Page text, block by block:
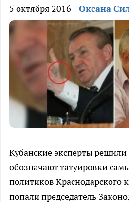
5 октября 2016 Оксана
Кубанские эксперты решили
обозначают татуировки
политиков Краснодарского
попали председатель